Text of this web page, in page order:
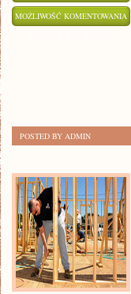
MOŻLIWOŚĆ KOMENTOWANIA
POSTED BY ADMIN